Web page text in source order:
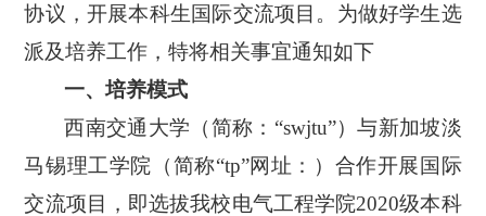
协议，开展本科生国际交流项目。为做好学生选
派及培养工作，特将相关事宜通知如下
一、培养模式
西南交通大学（简称： “swjtu”）与新加坡淡
马锡理工学院（简称“tp”网址： ）合作开展国际
交流项目，即选拔我校电气工程学院2020级本科